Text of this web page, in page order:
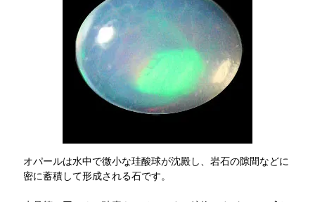
オパールは水中で微小な珪酸球が沈殿し、岩石の隙間などに
密に蓄積して形成される石です。